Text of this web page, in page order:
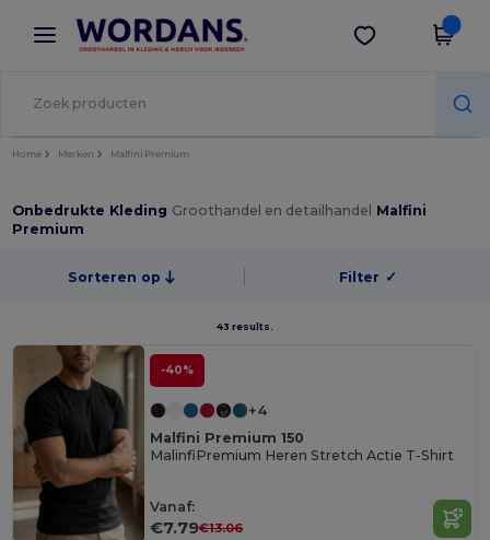
× Wordans-app
Betere prijzen in de app!
Download app
Home Merken Malfini Premium
Onbedrukte Kleding Groothandel en detailhandel Malfini
Premium
Sorteren op Filter ✓
43 results.
-40%
+4
Malfini Premium 150
MalinfiPremium Heren Stretch Actie T-Shirt
Vanaf:
€7.79€13.06